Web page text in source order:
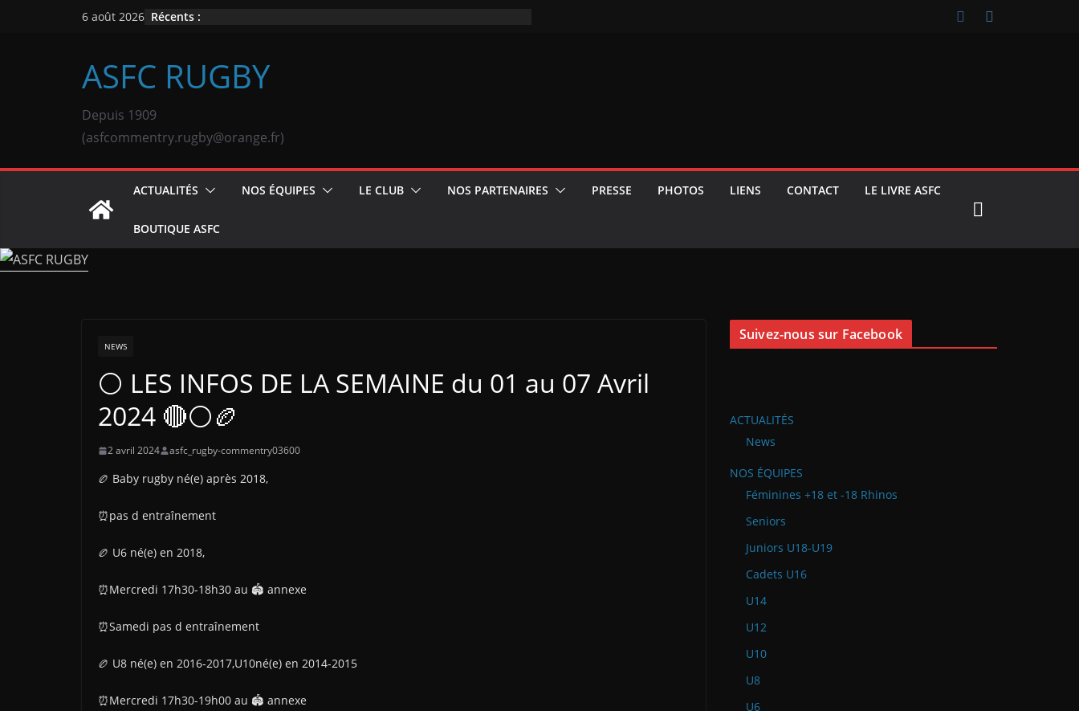
6 août 2026 Récents :
ASFC RUGBY
Depuis 1909
(asfcommentry.rugby@orange.fr)
ACTUALITÉS NOS ÉQUIPES LE CLUB NOS PARTENAIRES PRESSE PHOTOS LIENS CONTACT LE LIVRE ASFC
BOUTIQUE ASFC
NEWS
⚪ LES INFOS DE LA SEMAINE du 01 au 07 Avril
2024 🔴⚪🏉
2 avril 2024 asfc_rugby-commentry03600
🏉 Baby rugby né(e) après 2018,
⏰️pas d entraînement
🏉 U6 né(e) en 2018,
⏰Mercredi 17h30-18h30 au 🏟 annexe
⏰️Samedi pas d entraînement
🏉 U8 né(e) en 2016-2017,U10né(e) en 2014-2015
⏰Mercredi 17h30-19h00 au 🏟 annexe
Suivez-nous sur Facebook
ACTUALITÉS
News
NOS ÉQUIPES
Féminines +18 et -18 Rhinos
Seniors
Juniors U18-U19
Cadets U16
U14
U12
U10
U8
U6